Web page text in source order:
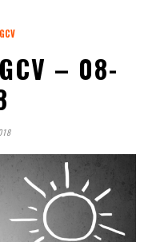
– 08-